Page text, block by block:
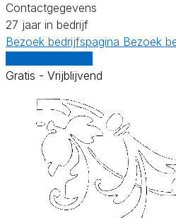
Contactgegevens
27 jaar in bedrijf
Bezoek bedrijfspagina Bezoek
Gratis - Vrijblijvend